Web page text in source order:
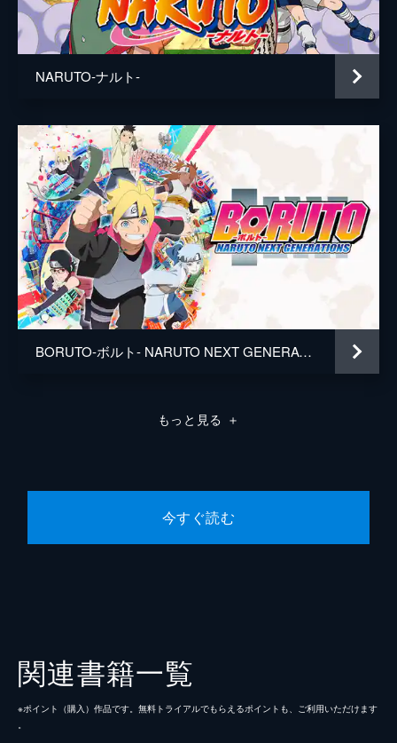
NARUTO‐ナルト‐
BORUTO-ボルト- NARUTO NEXT GENERATIONS
もっと見る ＋
今すぐ読む
関連書籍一覧
※ポイント（購⼊）作品です。無料トライアルでもらえるポイントも、ご利⽤いただけます